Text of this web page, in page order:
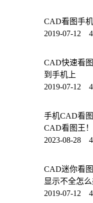
CAD看图手
2019-07-12
CAD快速看
到手机上
2019-07-12
手机CAD看
CAD看图王！
2023-08-28
CAD迷你看
显示不全怎
2019-07-12